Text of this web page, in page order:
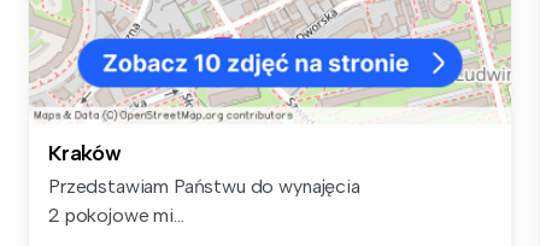
Kraków
Przedstawiam Państwu do wynajęcia
2 pokojowe mi...